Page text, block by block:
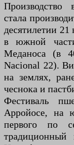
Производство
стала
десятилетии
в южной
Меданоса (в
Nacional 22).
на землях,
чеснока и
Фестиваль
Арройосе, на
первого по
традиционный